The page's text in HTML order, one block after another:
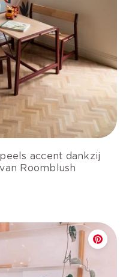
accent dankzij
Roomblush